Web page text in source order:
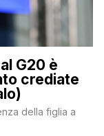
G20 è
crediate
della figlia a